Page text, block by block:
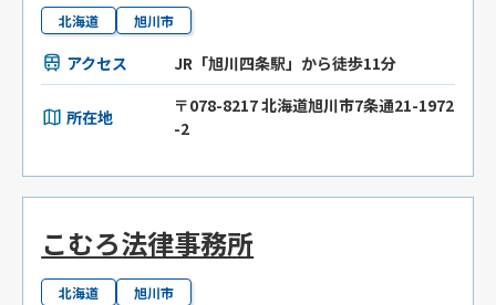
北海道 旭川市
アクセス JR「旭川四条駅」から徒歩11分
所在地
〒078-8217 北海道旭川市7条通21-1972
-2
こむろ法律事務所
北海道 旭川市